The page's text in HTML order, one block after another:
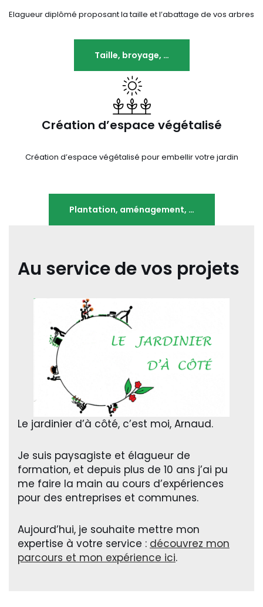
Elagueur diplômé proposant la taille et l’abattage de vos arbres
Taille, broyage, …
Création d’espace végétalisé
Création d’espace végétalisé pour embellir votre jardin
Plantation, aménagement, …
Au service de vos projets
Le jardinier d’à côté, c’est moi, Arnaud.
Je suis paysagiste et élagueur de
formation, et depuis plus de 10 ans j’ai pu
me faire la main au cours d’expériences
pour des entreprises et communes.
Aujourd’hui, je souhaite mettre mon
expertise à votre service : découvrez mon
parcours et mon expérience ici.